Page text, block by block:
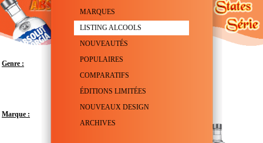
MARQUES
LISTING ALCOOLS
NOUVEAUTÉS
POPULAIRES
COMPARATIFS
ÉDITIONS LIMITÉES
NOUVEAUX DESIGN
ARCHIVES
Genre : Vodka
Marque :